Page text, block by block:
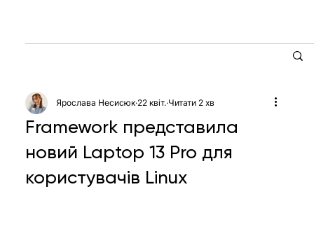
Framework представила
новий Laptop 13 Pro для
користувачів Linux
Ярослава Несисюк 22 квіт. Читати 2 хв